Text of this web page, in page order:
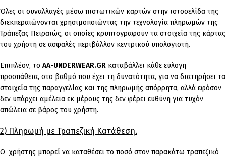
Όλες οι συναλλαγές μέσω πιστωτικών καρτών στην ιστοσελίδα της
διεκπεραιώνονται χρησιμοποιώντας την τεχνολογία πληρωμών της
Τράπεζας Πειραιώς, οι οποίες κρυπτογραφούν τα στοιχεία της κάρτας
του χρήστη σε ασφαλές περιβάλλον κεντρικού υπολογιστή.
Επιπλέον, το AA-UNDERWEAR.GR καταβάλλει κάθε εύλογη
προσπάθεια, στο βαθμό που έχει τη δυνατότητα, για να διατηρήσει τα
στοιχεία της παραγγελίας και της πληρωμής απόρρητα, αλλά εφόσον
δεν υπάρχει αμέλεια εκ μέρους της δεν φέρει ευθύνη για τυχόν
απώλεια σε βάρος του χρήστη.
2) Πληρωμή με Τραπεζική Κατάθεση.
Ο χρήστης μπορεί να καταθέσει το ποσό στον παρακάτω τραπεζικό